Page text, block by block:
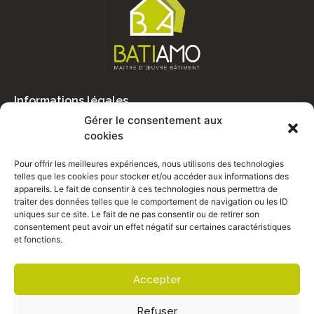
Gérer le consentement aux
cookies
Pour offrir les meilleures expériences, nous utilisons des technologies
telles que les cookies pour stocker et/ou accéder aux informations des
appareils. Le fait de consentir à ces technologies nous permettra de
traiter des données telles que le comportement de navigation ou les ID
uniques sur ce site. Le fait de ne pas consentir ou de retirer son
consentement peut avoir un effet négatif sur certaines caractéristiques
et fonctions.
Accepter
Refuser
Informations légales
Mentions légales
Politique de confidentialité
Plan du site
COORDONNÉES
06 21 26 49 43
reynal.philippe@gmail.com
32 rue Lamartine, Bergerac